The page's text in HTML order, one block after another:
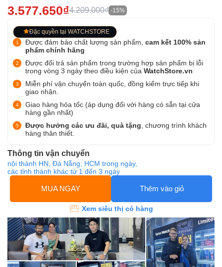
3.577.650₫4.209.000₫ -15%
Đặc quyền tại WATCHSTORE
Được đảm bảo chất lượng sản phẩm, cam kết 100% sản
phẩm chính hãng
Được đổi trả sản phẩm trong trường hợp sản phẩm bị lỗi
trong vòng 3 ngày theo điều kiện của WatchStore.vn
Miễn phí vận chuyển toàn quốc, đồng kiểm trực tiếp khi
giao nhận.
Giao hàng hỏa tốc (áp dụng đối với hàng có sẵn tại cửa
hàng gần nhất)
Được hưởng các ưu đãi, quà tặng , chương trình khách
hàng thân thiết.
Thông tin vận chuyển
nội thành HN, Đà Nẵng, HCM trong ngày,
các tỉnh thành khác từ 1 đến 3 ngày
MUA NGAY Thêm vào giỏ
Xem siêu thị có hàng